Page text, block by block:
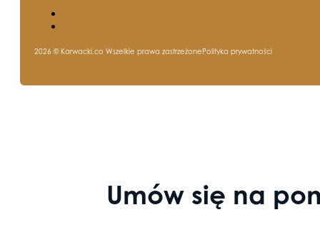
2026 © Karwacki.co Wszelkie prawa zastrzeżonePolityka prywatności
Umów się na